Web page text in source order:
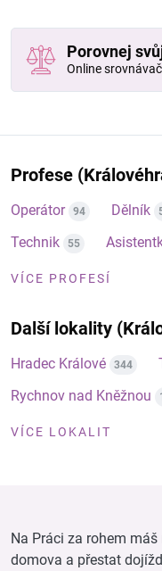
Porovnej
Online srovnávač
Profese
Operátor 94 Dělník
Technik 55
VÍCE PROFESÍ
Další lokality
Hradec Králové 344
Rychnov nad Kněžnou
VÍCE LOKALIT
Na Práci za rohem
domova a přestat